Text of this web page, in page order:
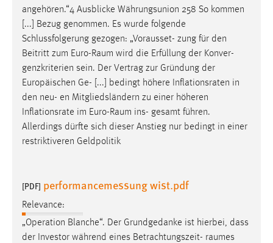
angehören.“4 Ausblicke Währungsunion 258 So kommen
[...] Bezug genommen. Es wurde folgende
Schlussfolgerung gezogen: „Vorausset- zung für den
Beitritt zum Euro-Raum wird die Erfüllung der Konver-
genzkriterien sein. Der Vertrag zur Gründung der
Europäischen Ge- [...] bedingt höhere Inflationsraten in
den neu- en Mitgliedsländern zu einer höheren
Inflationsrate im Euro-Raum ins- gesamt führen.
Allerdings dürfte sich dieser Anstieg nur bedingt in einer
restriktiveren Geldpolitik
[PDF] performancemessung wist.pdf
Relevance:
„Operation Blanche“. Der Grundgedanke ist hierbei, dass
der Investor während eines Betrachtungszeit- raumes